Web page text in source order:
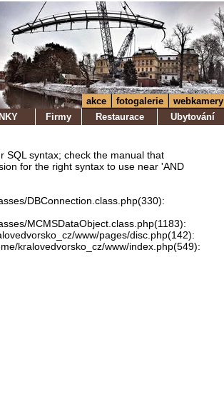
akce fotogalerie
webkamery
Firmy Restaurace Ubytování
SQL syntax; check the manual that
for the right syntax to use near 'AND
DBConnection.class.php(330):
MCMSDataObject.class.php(1183):
www/pages/disc.php(142):
kralovedvorsko_cz/www/index.php(549):